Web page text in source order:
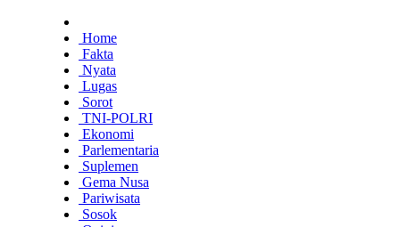
Home
Fakta
Nyata
Lugas
Sorot
TNI-POLRI
Ekonomi
Parlementaria
Suplemen
Gema Nusa
Pariwisata
Sosok